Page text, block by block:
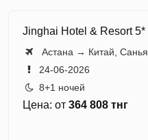
Jinghai Hotel & Resort 5*
️ Астана → Китай, Санья
24-06-2026
8+1 ночей
Цена: от 364 808 тнг